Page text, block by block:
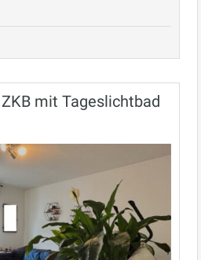
mit Tageslichtbad